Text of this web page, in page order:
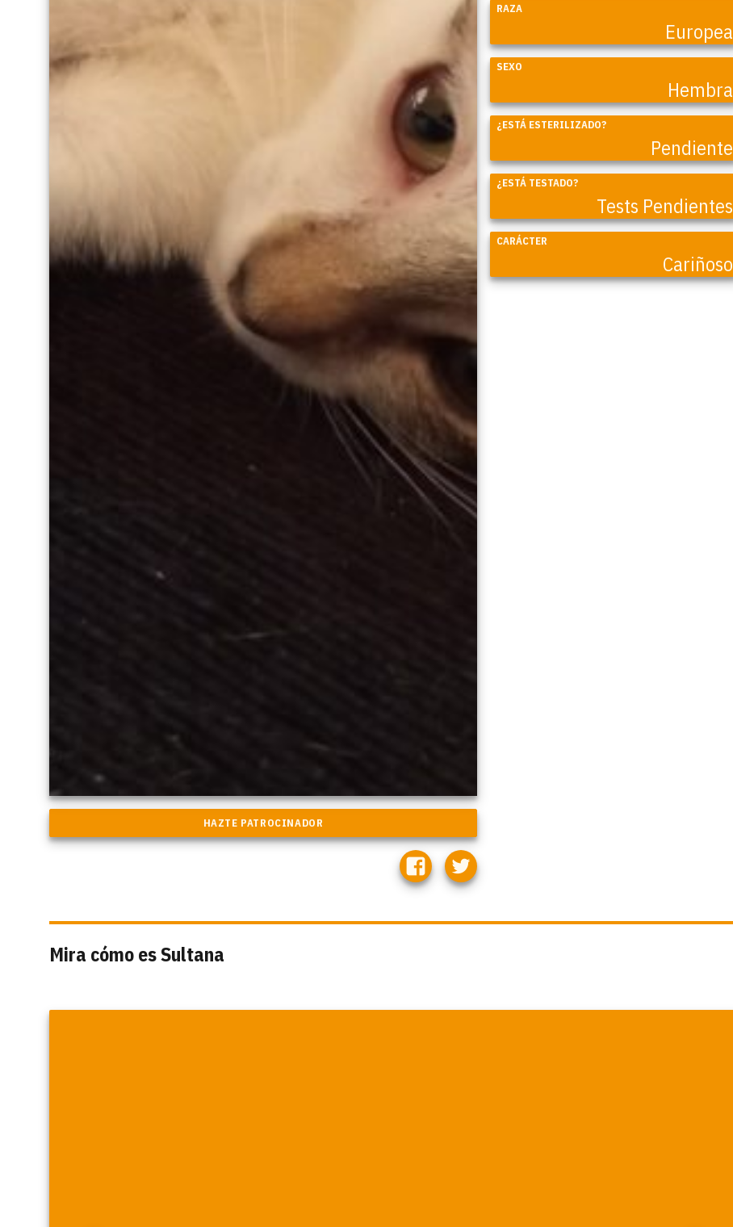
RAZA
Europea
SEXO
Hembra
¿ESTÁ ESTERILIZADO?
Pendiente
¿ESTÁ TESTADO?
Tests Pendientes
CARÁCTER
Cariñoso
Mira cómo es Sultana